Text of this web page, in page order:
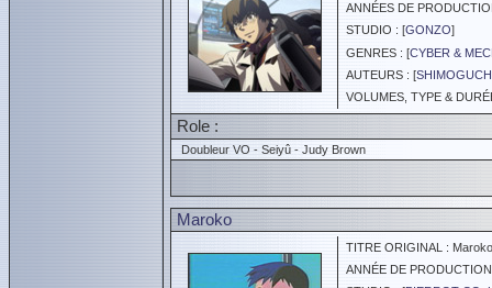
ANNÉES DE
STUDIO : [GONZO]
GENRES : [CYBER &
AUTEURS : [
VOLUMES, TYPE &
Role :
Doubleur VO - Seiyû - Judy Brown
Maroko
TITRE ORIGINAL : Maroko
ANNÉE DE